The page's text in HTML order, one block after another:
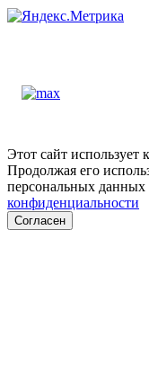
Этот сайт использует
Продолжая его
персональных данных
конфиденциальности
Согласен